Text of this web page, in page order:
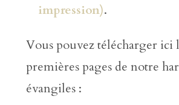
impression).
Vous pouvez télécharger ici
premières pages de notre
évangiles :